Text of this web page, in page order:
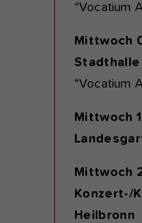
“Vocatium
Mittwoch
Stadthalle
“Vocatium
Mittwoch
Mittwoch
Konzert-/
Heilbronn